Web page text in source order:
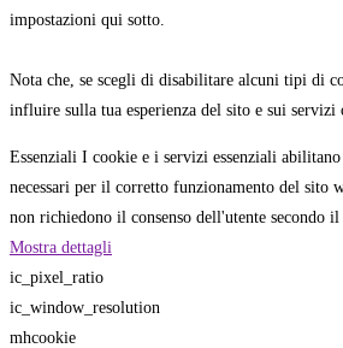
impostazioni qui sotto.
Nota che, se scegli di disabilitare alcuni tipi di
influire sulla tua esperienza del sito e sui servizi
Essenziali I cookie e i servizi essenziali
necessari per il corretto funzionamento del sito
non richiedono il consenso dell'utente secondo il
Mostra dettagli
ic_pixel_ratio
ic_window_resolution
mhcookie